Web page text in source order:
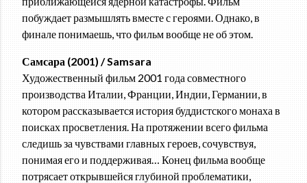
побуждает размышлять вместе с героями. Однако, в
финале понимаешь, что фильм вообще не об этом.
Самсара (2001) / Samsara
Художественный фильм 2001 года совместного
производства Италии, Франции, Индии, Германии, в
котором рассказывается история буддистского монаха в
поисках просветления. На протяжении всего фильма
следишь за чувствами главных героев, сочувствуя,
понимая его и поддерживая… Конец фильма вообще
потрясает открывшейся глубиной проблематики,